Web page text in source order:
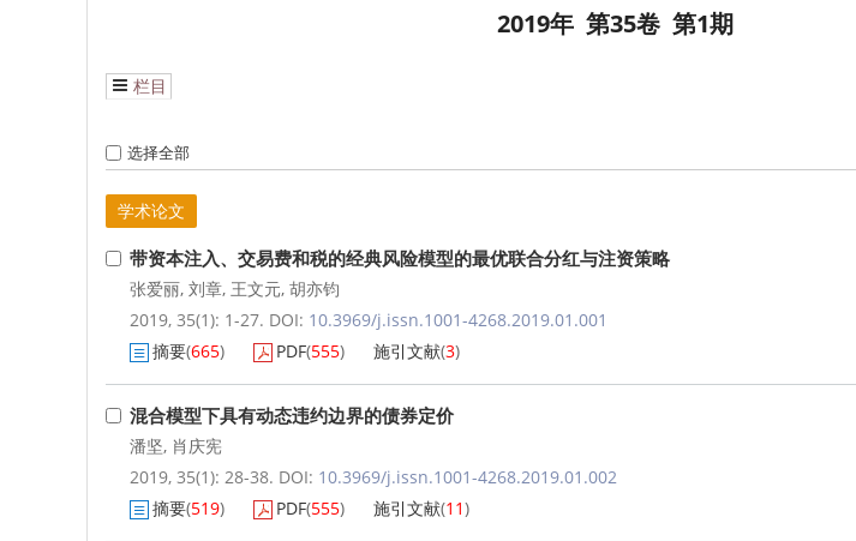
2019年 第35卷 第1期
栏目
选择全部
学术论文
带资本注入、交易费和税的经典风险模型的最优联合分红与注资策略
张爱丽, 刘章, 王文元, 胡亦钧
2019, 35(1): 1-27. DOI: 10.3969/j.issn.1001-4268.2019.01.001
摘要(665) PDF(555) 施引文献(3)
混合模型下具有动态违约边界的债券定价
潘坚, 肖庆宪
2019, 35(1): 28-38. DOI: 10.3969/j.issn.1001-4268.2019.01.002
摘要(519) PDF(555) 施引文献(11)